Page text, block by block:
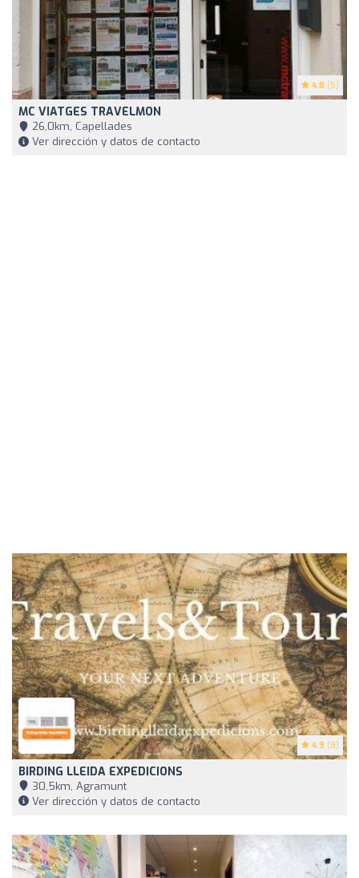
4.8 (5)
MC VIATGES TRAVELMON
26,0km, Capellades
Ver dirección y datos de contacto
4.9 (8)
BIRDING LLEIDA EXPEDICIONS
30,5km, Agramunt
Ver dirección y datos de contacto